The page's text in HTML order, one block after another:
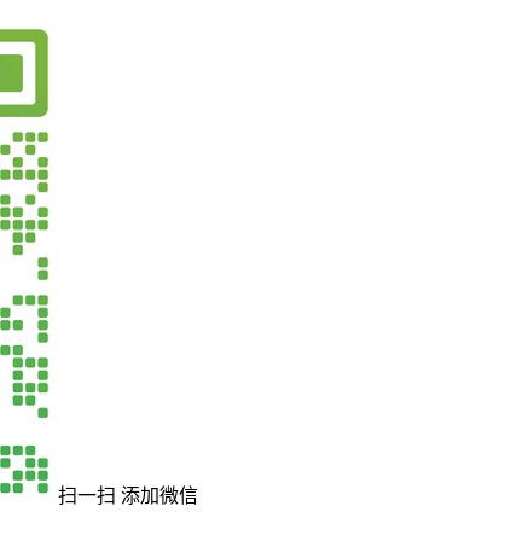
扫一扫 添加微信